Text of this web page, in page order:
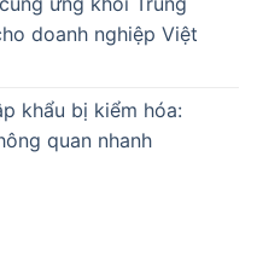
doanh nghiệp Việt
khẩu bị kiểm hóa:
quan nhanh